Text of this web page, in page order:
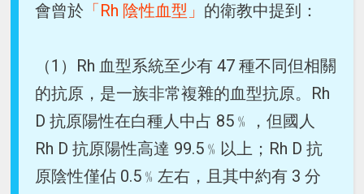
會曾於 「Rh 陰性血型」 的衛教中提到：
（1）Rh 血型系統至少有 47 種不同但相關
的抗原，是一族非常複雜的血型抗原。Rh
D 抗原陽性在白種人中占 85﹪，但國人
Rh D 抗原陽性高達 99.5﹪以上；Rh D 抗
原陰性僅佔 0.5﹪左右，且其中約有 3 分